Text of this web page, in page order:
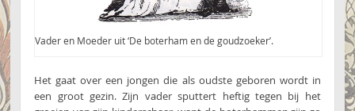
Vader en Moeder uit ‘De boterham en de goudzoeker’.
Het gaat over een jongen die als oudste geboren wordt in
een groot gezin. Zijn vader sputtert heftig tegen bij het